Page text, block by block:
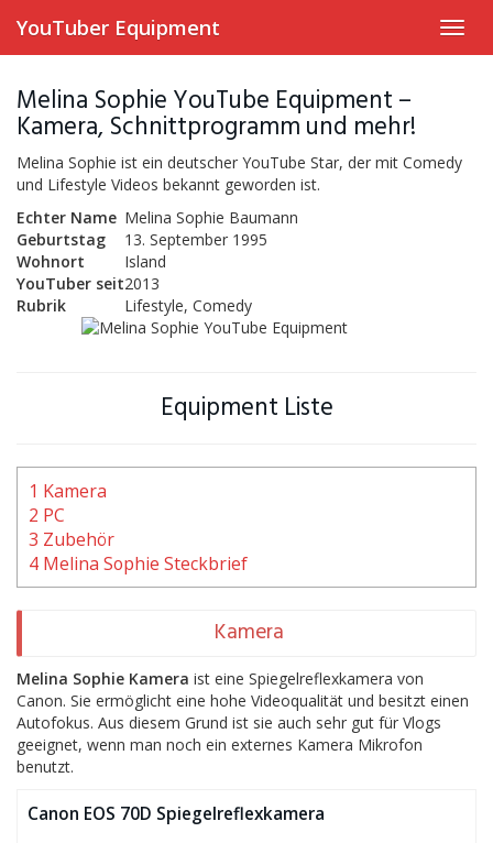
main
YouTuber Equipment
Melina Sophie YouTube Equipment –
Kamera, Schnittprogramm und mehr!
Melina Sophie ist ein deutscher YouTube Star, der mit Comedy
und Lifestyle Videos bekannt geworden ist.
Echter Name Melina Sophie Baumann
Geburtstag
13. September 1995
Wohnort
Island
YouTuber seit2013
Rubrik
Lifestyle, Comedy
Equipment Liste
1 Kamera
2 PC
3 Zubehör
4 Melina Sophie Steckbrief
Kamera
Melina Sophie Kamera ist eine Spiegelreflexkamera von
Canon. Sie ermöglicht eine hohe Videoqualität und besitzt einen
Autofokus. Aus diesem Grund ist sie auch sehr gut für Vlogs
geeignet, wenn man noch ein externes Kamera Mikrofon
benutzt.
Canon EOS 70D Spiegelreflexkamera